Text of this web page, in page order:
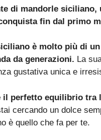
di mandorle siciliano,
fin dal primo
è molto più di
da generazioni. La
gustativa unica e
perfetto equilibrio tra
cercando un dolce
è quello che fa per te.